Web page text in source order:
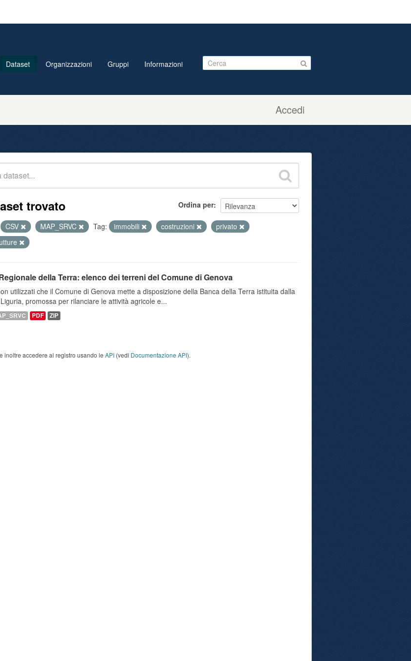
Accedi
Dataset Organizzazioni Gruppi Informazioni
Ordina per
trovato
CSV MAP_SRVC Tag: immobili costruzioni
privato
della Terra: elenco dei terreni del Comune di Genova
utilizzati che il Comune di Genova mette a disposizione della Banca della Terra istituita dalla
promossa per rilanciare le attività agricole e...
PDF ZIP
inoltre accedere al registro usando le API (vedi Documentazione API).